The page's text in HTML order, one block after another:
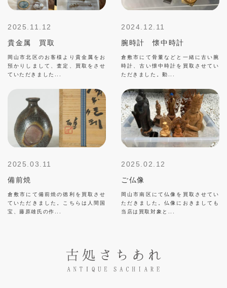
2025.11.12
貴金属 買取
岡山市北区のお客様より貴金属をお
預かりしまして、査定、買取をさせ
ていただきました...
2024.12.11
腕時計 懐中時計
倉敷市にて骨董などと一緒に古い腕
時計、古い懐中時計を買取させてい
ただきました。動...
2025.03.11
備前焼
倉敷市にて備前焼の徳利を買取させ
ていただきました。こちらは人間国
宝、藤原雄氏の作...
2025.02.12
ご仏像
岡山市南区にて仏像を買取させてい
ただきました。仏像におきましても
当店は買取対象と...